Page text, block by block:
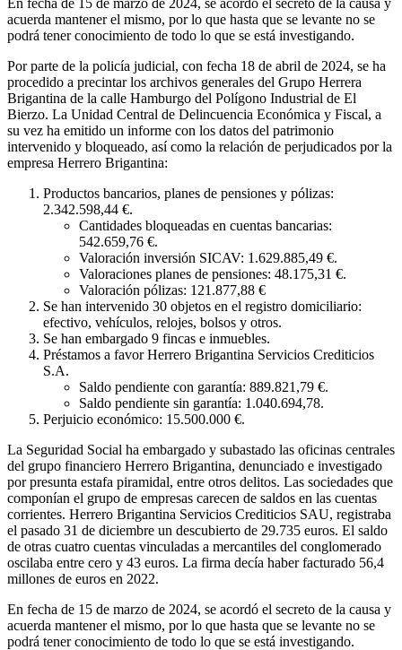
acuerda mantener el mismo, por lo que hasta que se levante no se
podrá tener conocimiento de todo lo que se está investigando.
Por parte de la policía judicial, con fecha 18 de abril de 2024, se ha
procedido a precintar los archivos generales del Grupo Herrera
Brigantina de la calle Hamburgo del Polígono Industrial de El
Bierzo. La Unidad Central de Delincuencia Económica y Fiscal, a
su vez ha emitido un informe con los datos del patrimonio
intervenido y bloqueado, así como la relación de perjudicados por la
empresa Herrero Brigantina:
Productos bancarios, planes de pensiones y pólizas:
2.342.598,44 €.
Cantidades bloqueadas en cuentas bancarias:
542.659,76 €.
Valoración inversión SICAV: 1.629.885,49 €.
Valoraciones planes de pensiones: 48.175,31 €.
Valoración pólizas: 121.877,88 €
Se han intervenido 30 objetos en el registro domiciliario:
efectivo, vehículos, relojes, bolsos y otros.
Se han embargado 9 fincas e inmuebles.
Préstamos a favor Herrero Brigantina Servicios Crediticios
S.A.
Saldo pendiente con garantía: 889.821,79 €.
Saldo pendiente sin garantía: 1.040.694,78.
Perjuicio económico: 15.500.000 €.
La Seguridad Social ha embargado y subastado las oficinas centrales
del grupo financiero Herrero Brigantina, denunciado e investigado
por presunta estafa piramidal, entre otros delitos. Las sociedades que
componían el grupo de empresas carecen de saldos en las cuentas
corrientes. Herrero Brigantina Servicios Crediticios SAU, registraba
el pasado 31 de diciembre un descubierto de 29.735 euros. El saldo
de otras cuatro cuentas vinculadas a mercantiles del conglomerado
oscilaba entre cero y 43 euros. La firma decía haber facturado 56,4
millones de euros en 2022.
En fecha de 15 de marzo de 2024, se acordó el secreto de la causa y
acuerda mantener el mismo, por lo que hasta que se levante no se
podrá tener conocimiento de todo lo que se está investigando.